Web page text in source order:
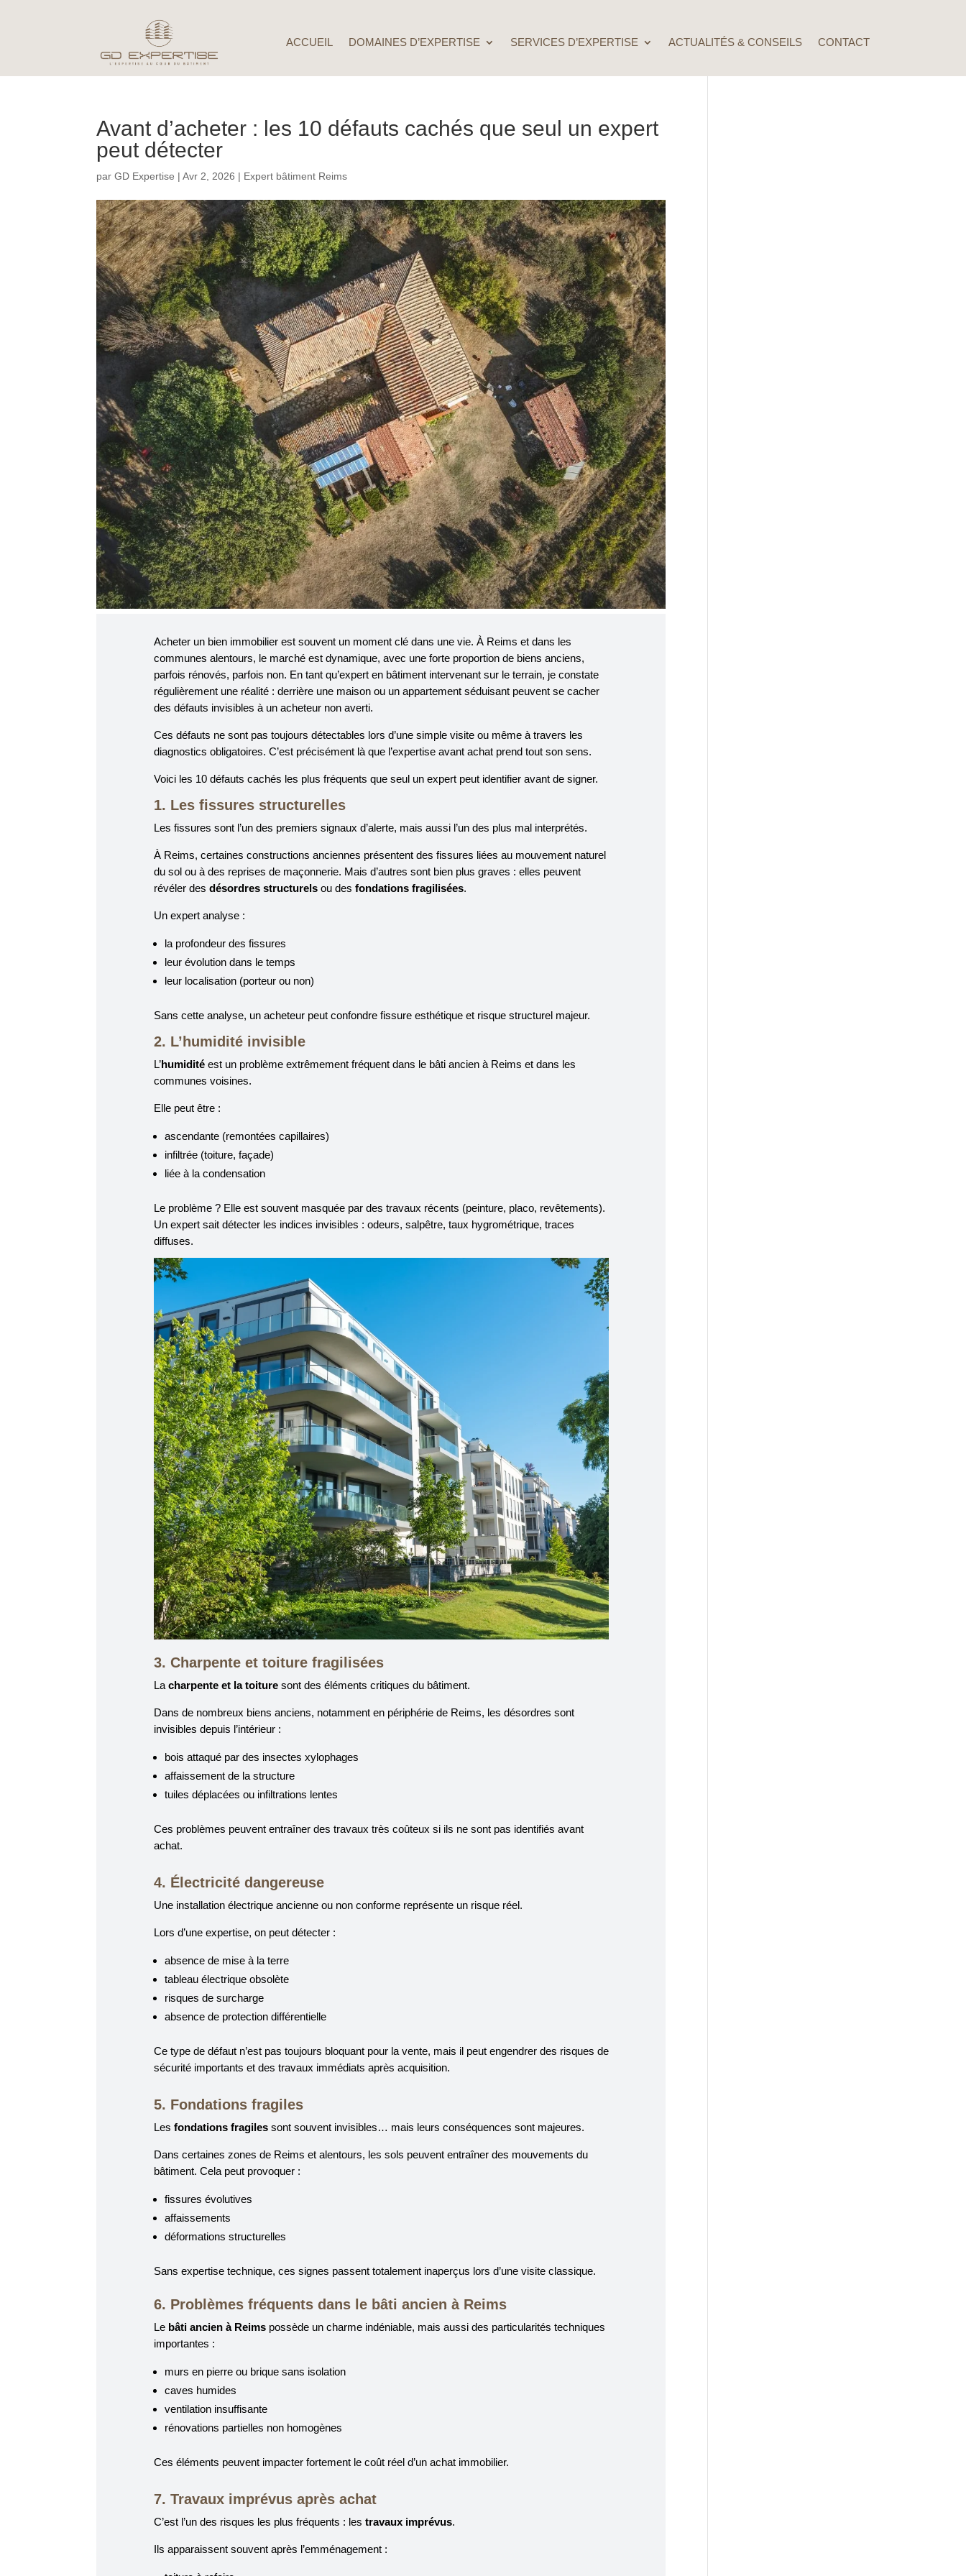
ACCUEIL DOMAINES D’EXPERTISE SERVICES D’EXPERTISE ACTUALITÉS & CONSEILS CONTACT
Avant d’acheter : les 10 défauts cachés que seul un expert
peut détecter
parGD Expertise |Avr 2, 2026 | Expert bâtiment Reims
Acheter un bien immobilier est souvent un moment clé dans une vie. À Reims et dans les
communes alentours, le marché est dynamique, avec une forte proportion de biens anciens,
parfois rénovés, parfois non. En tant qu’expert en bâtiment intervenant sur le terrain, je constate
régulièrement une réalité : derrière une maison ou un appartement séduisant peuvent se cacher
des défauts invisibles à un acheteur non averti.
Ces défauts ne sont pas toujours détectables lors d’une simple visite ou même à travers les
diagnostics obligatoires. C’est précisément là que l’expertise avant achat prend tout son sens.
Voici les 10 défauts cachés les plus fréquents que seul un expert peut identifier avant de signer.
1. Les fissures structurelles
Les fissures sont l’un des premiers signaux d’alerte, mais aussi l’un des plus mal interprétés.
À Reims, certaines constructions anciennes présentent des fissures liées au mouvement naturel
du sol ou à des reprises de maçonnerie. Mais d’autres sont bien plus graves : elles peuvent
révéler des désordres structurelsou des fondations fragilisées.
Un expert analyse :
la profondeur des fissures
leur évolution dans le temps
leur localisation (porteur ou non)
Sans cette analyse, un acheteur peut confondre fissure esthétique et risque structurel majeur.
2. L’humidité invisible
L’humiditéest un problème extrêmement fréquent dans le bâti ancien à Reims et dans les
communes voisines.
Elle peut être :
ascendante (remontées capillaires)
infiltrée (toiture, façade)
liée à la condensation
Le problème ? Elle est souvent masquée par des travaux récents (peinture, placo, revêtements).
Un expert sait détecter les indices invisibles : odeurs, salpêtre, taux hygrométrique, traces
diffuses.
3. Charpente et toiture fragilisées
La charpente et la toituresont des éléments critiques du bâtiment.
Dans de nombreux biens anciens, notamment en périphérie de Reims, les désordres sont
invisibles depuis l’intérieur :
bois attaqué par des insectes xylophages
affaissement de la structure
tuiles déplacées ou infiltrations lentes
Ces problèmes peuvent entraîner des travaux très coûteux si ils ne sont pas identifiés avant
achat.
4. Électricité dangereuse
Une installation électrique ancienne ou non conforme représente un risque réel.
Lors d’une expertise, on peut détecter :
absence de mise à la terre
tableau électrique obsolète
risques de surcharge
absence de protection différentielle
Ce type de défaut n’est pas toujours bloquant pour la vente, mais il peut engendrer des risques de
sécurité importants et des travaux immédiats après acquisition.
5. Fondations fragiles
Les fondations fragilessont souvent invisibles… mais leurs conséquences sont majeures.
Dans certaines zones de Reims et alentours, les sols peuvent entraîner des mouvements du
bâtiment. Cela peut provoquer :
fissures évolutives
affaissements
déformations structurelles
Sans expertise technique, ces signes passent totalement inaperçus lors d’une visite classique.
6. Problèmes fréquents dans le bâti ancien à Reims
Le bâti ancien à Reimspossède un charme indéniable, mais aussi des particularités techniques
importantes :
murs en pierre ou brique sans isolation
caves humides
ventilation insuffisante
rénovations partielles non homogènes
Ces éléments peuvent impacter fortement le coût réel d’un achat immobilier.
7. Travaux imprévus après achat
C’est l’un des risques les plus fréquents : les travaux imprévus.
Ils apparaissent souvent après l’emménagement :